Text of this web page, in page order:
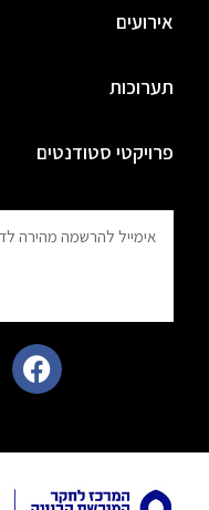
אירועים
תערוכות
פרויקטי סטודנטים